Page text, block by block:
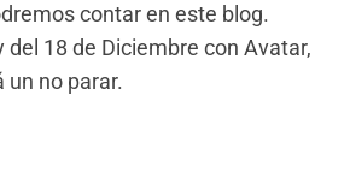
contar en este blog.
del 18 de Diciembre con Avatar,
un no parar.